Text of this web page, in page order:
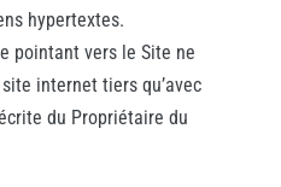
hypertextes.
pointant vers le Site ne
internet tiers qu’avec
du Propriétaire du